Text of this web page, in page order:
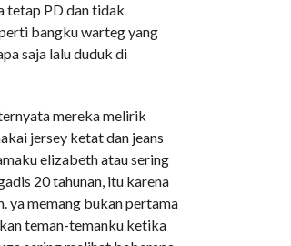
tetap PD dan tidak
bangku warteg yang
saja lalu duduk di
mereka melirik
jersey ketat dan jeans
elizabeth atau sering
20 tahunan, itu karena
ya memang bukan pertama
teman-temanku ketika